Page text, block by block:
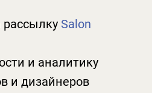
Salon
и аналитику
и дизайнеров